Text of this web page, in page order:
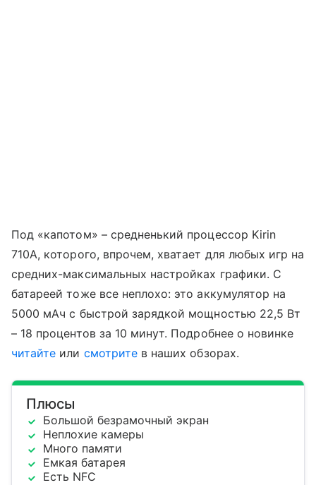
Под «капотом» – средненький процессор Kirin
710A, которого, впрочем, хватает для любых игр на
средних-максимальных настройках графики. С
батареей тоже все неплохо: это аккумулятор на
5000 мАч с быстрой зарядкой мощностью 22,5 Вт
– 18 процентов за 10 минут. Подробнее о новинке
читайте или смотритев наших обзорах.
Плюсы
Большой безрамочный экран
Неплохие камеры
Много памяти
Емкая батарея
Есть NFC